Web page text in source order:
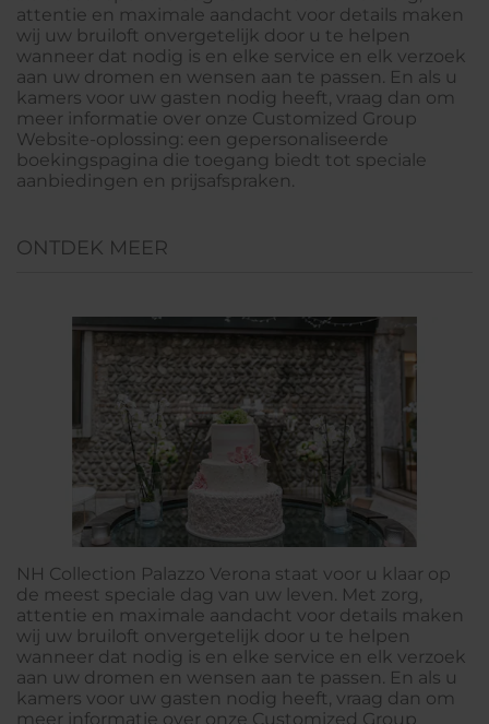
attentie en maximale aandacht voor details maken
wij uw bruiloft onvergetelijk door u te helpen
wanneer dat nodig is en elke service en elk verzoek
aan uw dromen en wensen aan te passen. En als u
kamers voor uw gasten nodig heeft, vraag dan om
meer informatie over onze Customized Group
Website-oplossing: een gepersonaliseerde
boekingspagina die toegang biedt tot speciale
aanbiedingen en prijsafspraken.
ONTDEK MEER
NH Collection Palazzo Verona staat voor u klaar op
de meest speciale dag van uw leven. Met zorg,
attentie en maximale aandacht voor details maken
wij uw bruiloft onvergetelijk door u te helpen
wanneer dat nodig is en elke service en elk verzoek
aan uw dromen en wensen aan te passen. En als u
kamers voor uw gasten nodig heeft, vraag dan om
meer informatie over onze Customized Group